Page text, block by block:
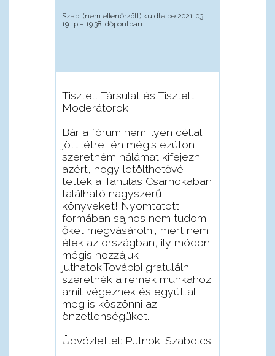
Szabi (nem ellenőrzött)küldte be 2021. 03.
19., p – 19:38 időpontban
Tisztelt Társulat és Tisztelt
Moderátorok!
Bár a fórum nem ilyen céllal
jött létre, én mégis ezúton
szeretném hálámat kifejezni
azért, hogy letölthetővé
tették a Tanulás Csarnokában
található nagyszerű
könyveket! Nyomtatott
formában sajnos nem tudom
őket megvásárolni, mert nem
élek az országban, ily módon
mégis hozzájuk
juthatok.További gratulálni
szeretnék a remek munkához
amit végeznek és egyúttal
meg is köszönni az
önzetlenségüket.
Üdvözlettel: Putnoki Szabolcs